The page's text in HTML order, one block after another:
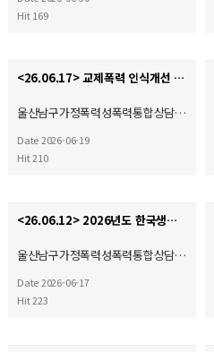
Hit 169
<26.06.17> 교제폭력 인식개선 및 예방 캠페인(자체)
울산남구가정폭력성폭력통합상담…
Date 2026-06-19
Hit 210
<26.06.12> 2026년도 한국생명의전화연맹 정기총회
울산남구가정폭력성폭력통합상담…
Date 2026-06-17
Hit 223